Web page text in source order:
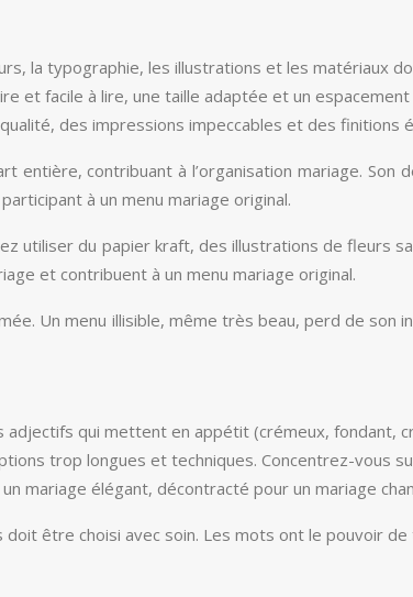
la typographie, les illustrations et les matériaux
et facile à lire, une taille adaptée et un
des impressions impeccables et des
entière, contribuant à l’organisation mariage.
à un menu mariage original.
utiliser du papier kraft, des illustrations de fleurs
et contribuent à un menu mariage original.
Un menu illisible, même très beau, perd de
adjectifs qui mettent en appétit (crémeux, fondant,
trop longues et techniques. Concentrez-vous
mariage élégant, décontracté pour un mariage
être choisi avec soin. Les mots ont le pouvoir